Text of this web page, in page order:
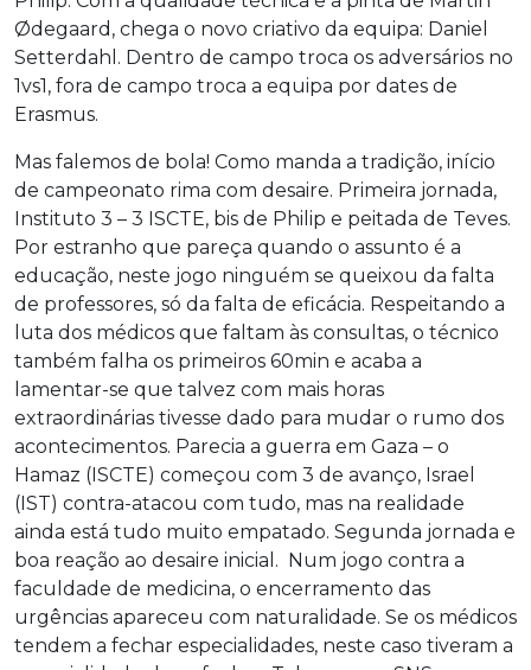
Ødegaard, chega o novo criativo da equipa: Daniel
Setterdahl. Dentro de campo troca os adversários no
1vs1, fora de campo troca a equipa por dates de
Erasmus.
Mas falemos de bola! Como manda a tradição, início
de campeonato rima com desaire. Primeira jornada,
Instituto 3 – 3 ISCTE, bis de Philip e peitada de Teves.
Por estranho que pareça quando o assunto é a
educação, neste jogo ninguém se queixou da falta
de professores, só da falta de eficácia. Respeitando a
luta dos médicos que faltam às consultas, o técnico
também falha os primeiros 60min e acaba a
lamentar-se que talvez com mais horas
extraordinárias tivesse dado para mudar o rumo dos
acontecimentos. Parecia a guerra em Gaza – o
Hamaz (ISCTE) começou com 3 de avanço, Israel
(IST) contra-atacou com tudo, mas na realidade
ainda está tudo muito empatado. Segunda jornada e
boa reação ao desaire inicial. Num jogo contra a
faculdade de medicina, o encerramento das
urgências apareceu com naturalidade. Se os médicos
tendem a fechar especialidades, neste caso tiveram a